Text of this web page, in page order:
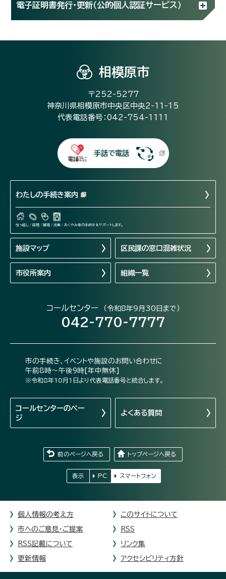
電子証明書発行・更新（公的個人認証サービス）
相模原市
〒252-5277
神奈川県相模原市中央区中央2-11-15
代表電話番号：042-754-1111
手話で電話
わたしの手続き案内
引っ越し / 結婚 / 離婚 / 出産 / おくやみ等の手続きをサポートします。
施設マップ 区民課の窓口混雑状況
市役所案内 組織一覧
コールセンター （令和8年9月30日まで）
042-770-7777
市の手続き、イベントや施設のお問い合わせに
午前8時～午後9時[年中無休]
※令和8年10月1日より代表電話番号と統合します。
コールセンターのペー
ジ
よくある質問
前のページへ戻る トップページへ戻る
表示 PC スマートフォン
個人情報の考え方 このサイトについて
市へのご意見・ご提案 RSS
RSS記載について リンク集
更新情報 アクセシビリティ方針